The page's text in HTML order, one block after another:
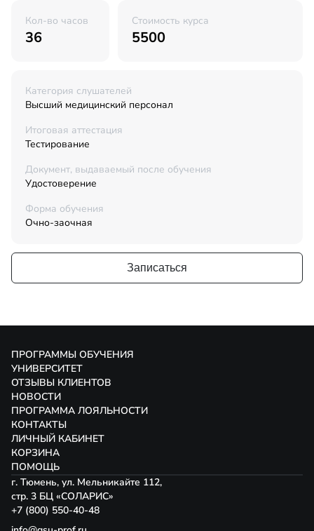
Кол-во часов
36
Стоимость курса
5500
Категория слушателей
Высший медицинский персонал
Итоговая аттестация
Тестирование
Документ, выдаваемый после обучения
Удостоверение
Форма обучения
Очно-заочная
Записаться
ПРОГРАММЫ ОБУЧЕНИЯ
УНИВЕРСИТЕТ
ОТЗЫВЫ КЛИЕНТОВ
НОВОСТИ
ПРОГРАММА ЛОЯЛЬНОСТИ
КОНТАКТЫ
ЛИЧНЫЙ КАБИНЕТ
КОРЗИНА
ПОМОЩЬ
г. Тюмень, ул. Мельникайте 112,
стр. 3 БЦ «СОЛАРИС»
+7 (800) 550-40-48